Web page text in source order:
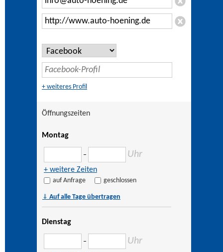
+ weiteres Profil
Öffnungszeiten
Montag
– Uhr
+ weitere Zeiten
auf Anfrage geschlossen
⇓ Auf alle Tage übertragen
Dienstag
– Uhr